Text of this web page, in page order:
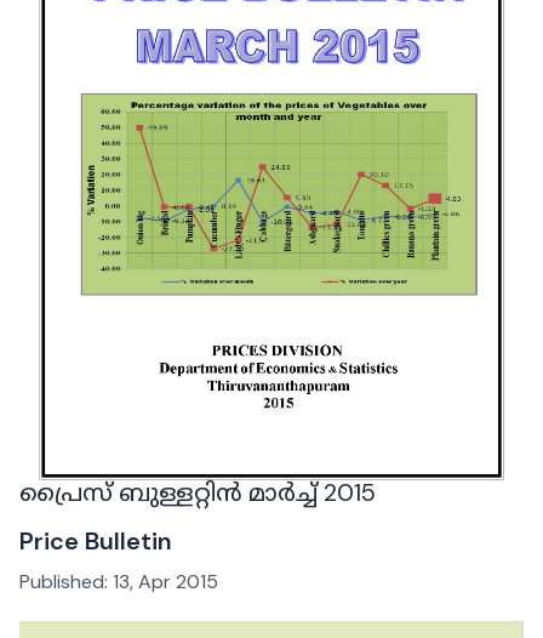
പ്രൈസ് ബുള്ളറ്റിൻ മാർച്ച് 2015
Price Bulletin
Published: 13, Apr 2015